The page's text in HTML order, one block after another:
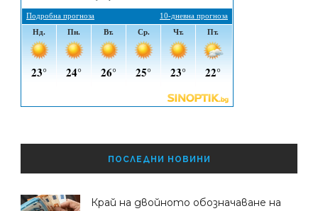
ПОСЛЕДНИ НОВИНИ
Край на двойното обозначаване на